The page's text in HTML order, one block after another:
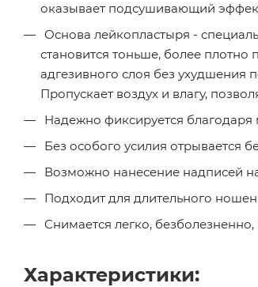
оказывает подсушивающий
Основа лейкопластыря -
становится тоньше, более плотно
адгезивного слоя без ухудшения
Пропускает воздух и влагу,
Надежно фиксируется благодаря
Без особого усилия отрывается
Возможно нанесение надписей
Подходит для длительного
Снимается легко,
Характеристики: